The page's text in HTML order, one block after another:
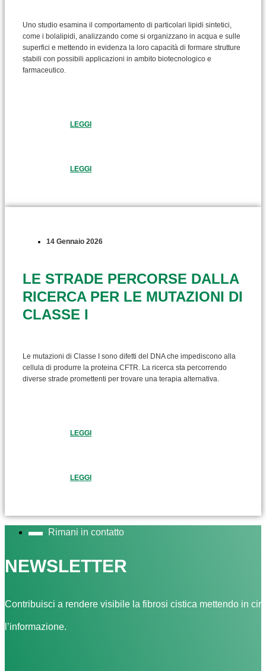
Uno studio esamina il comportamento di particolari lipidi sintetici,
come i bolalipidi, analizzando come si organizzano in acqua e sulle
superfici e mettendo in evidenza la loro capacità di formare strutture
stabili con possibili applicazioni in ambito biotecnologico e
farmaceutico.
LEGGI
LEGGI
14 Gennaio 2026
LE STRADE PERCORSE DALLA
RICERCA PER LE MUTAZIONI DI
CLASSE I
Le mutazioni di Classe I sono difetti del DNA che impediscono alla
cellula di produrre la proteina CFTR. La ricerca sta percorrendo
diverse strade promettenti per trovare una terapia alternativa.
LEGGI
LEGGI
Rimani in contatto
NEWSLETTER
Contribuisci a rendere visibile la fibrosi cistica mettendo in
l’informazione.